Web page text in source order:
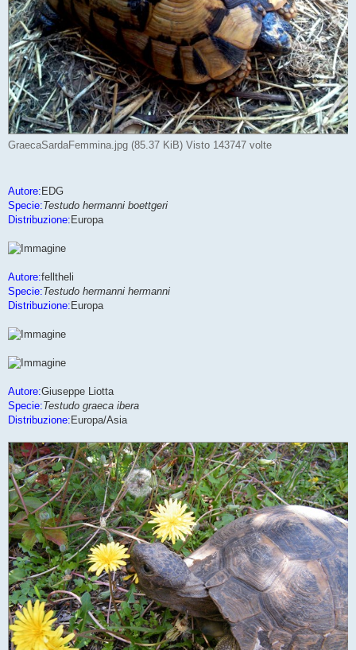
GraecaSardaFemmina.jpg (85.37 KiB) Visto 143747 volte
Autore: EDG
Specie:Testudo hermanni boettgeri
Distribuzione: Europa
Autore:felltheli
Specie:Testudo hermanni hermanni
Distribuzione: Europa
Autore:Giuseppe Liotta
Specie:Testudo graeca ibera
Distribuzione: Europa/Asia